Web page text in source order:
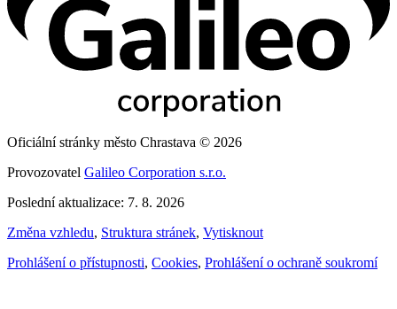
Oficiální stránky město Chrastava © 2026
Provozovatel Galileo Corporation s.r.o.
Poslední aktualizace: 7. 8. 2026
Změna vzhledu, Struktura stránek, Vytisknout
Prohlášení o přístupnosti, Cookies, Prohlášení o ochraně soukromí